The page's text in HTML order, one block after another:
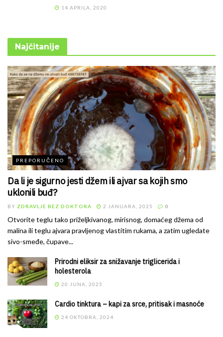
14 APRILA, 2020
Najčitanije
PREPORUČENO
Da li je sigurno jesti džem ili ajvar sa kojih smo
uklonili buđ?
BY ZDRAVLJE BEZ DOKTORA 2 JANUARA, 2025 0
Otvorite teglu tako priželjkivanog, mirisnog, domaćeg džema od
malina ili teglu ajvara pravljenog vlastitim rukama, a zatim ugledate
sivo-smeđe, čupave...
Prirodni eliksir za snižavanje triglicerida i
holesterola
20 JUNA, 2025
Cardio tinktura – kapi za srce, pritisak i masnoće
24 OKTOBRA, 2024